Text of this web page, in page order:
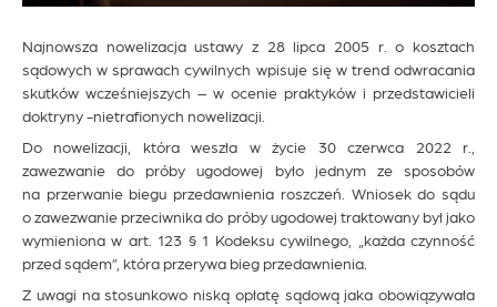
Najnowsza nowelizacja ustawy z 28 lipca 2005 r. o kosztach
sądowych w sprawach cywilnych wpisuje się w trend odwracania
skutków wcześniejszych – w ocenie praktyków i przedstawicieli
doktryny -nietrafionych nowelizacji.
Do nowelizacji, która weszła w życie 30 czerwca 2022 r.,
zawezwanie do próby ugodowej było jednym ze sposobów
na przerwanie biegu przedawnienia roszczeń. Wniosek do sądu
o zawezwanie przeciwnika do próby ugodowej traktowany był jako
wymieniona w art. 123 § 1 Kodeksu cywilnego, „każda czynność
przed sądem”, która przerywa bieg przedawnienia.
Z uwagi na stosunkowo niską opłatę sądową jaka obowiązywała